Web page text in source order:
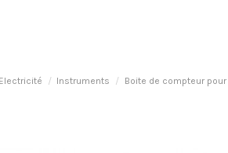
Electricité Instruments Boite de compteur